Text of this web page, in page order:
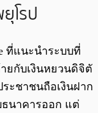
โรป
ที่แนะนำระบบที่
ยกับเงินหยวนดิจิตั
ะชาชนถือเงินฝาก
นาคารออก แต่